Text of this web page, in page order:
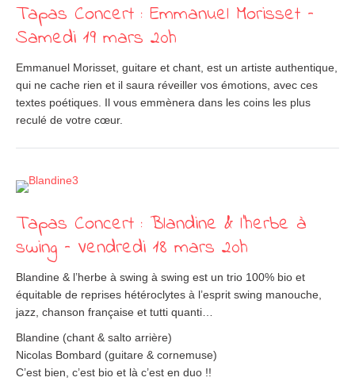
Tapas Concert : Emmanuel Morisset –
Samedi 19 mars 20h
Emmanuel Morisset, guitare et chant, est un artiste authentique,
qui ne cache rien et il saura réveiller vos émotions, avec ces
textes poétiques. Il vous emmènera dans les coins les plus
reculé de votre cœur.
Tapas Concert : Blandine & l’herbe à
swing – Vendredi 18 mars 20h
Blandine & l’herbe à swing à swing est un trio 100% bio et
équitable de reprises hétéroclytes à l’esprit swing manouche,
jazz, chanson française et tutti quanti…
Blandine (chant & salto arrière)
Nicolas Bombard (guitare & cornemuse)
C’est bien, c’est bio et là c’est en duo !!